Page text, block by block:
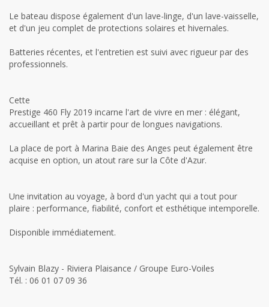
Le bateau dispose également d'un lave-linge, d'un lave-vaisselle,
et d'un jeu complet de protections solaires et hivernales.
Batteries récentes, et l'entretien est suivi avec rigueur par des
professionnels.
Cette
Prestige 460 Fly 2019 incarne l'art de vivre en mer : élégant,
accueillant et prêt à partir pour de longues navigations.
La place de port à Marina Baie des Anges peut également être
acquise en option, un atout rare sur la Côte d'Azur.
Une invitation au voyage, à bord d'un yacht qui a tout pour
plaire : performance, fiabilité, confort et esthétique intemporelle.
Disponible immédiatement.
Sylvain Blazy - Riviera Plaisance / Groupe Euro-Voiles
Tél. : 06 01 07 09 36